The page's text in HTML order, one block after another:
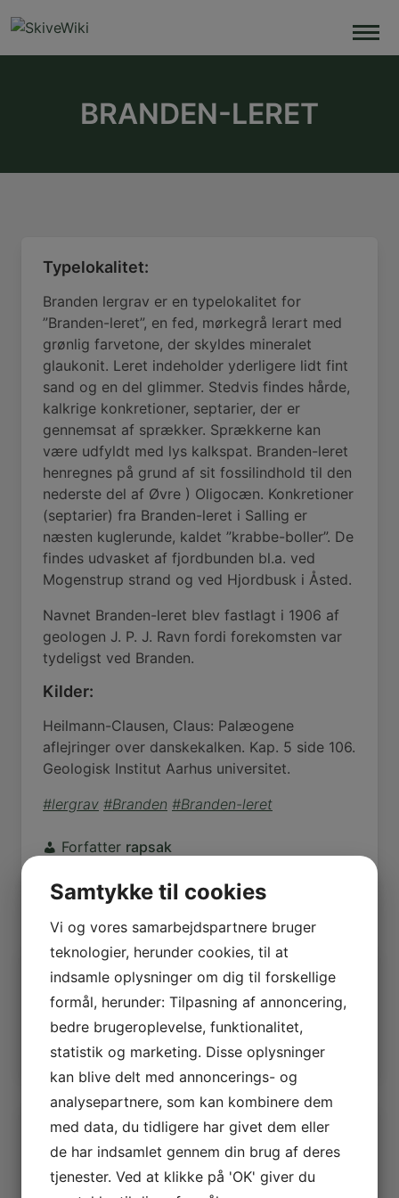
to
content
BRANDEN-LERET
Typelokalitet:
Branden lergrav er en typelokalitet for
”Branden-leret”, en fed, mørkegrå lerart med
grønlig farvetone, der skyldes mineralet
glaukonit. Leret indeholder yderligere lidt fint
sand og en del glimmer. Stedvis findes hårde,
kalkrige konkretioner, septarier, der er
gennemsat af sprækker. Sprækkerne kan
være udfyldt med lys kalkspat. Branden-leret
henregnes på grund af sit fossilindhold til den
nederste del af Øvre ) Oligocæn. Konkretioner
(septarier) fra Branden-leret i Salling er
næsten kuglerunde, kaldet ”krabbe-boller”. De
findes udvasket af fjordbunden bl.a. ved
Mogenstrup strand og ved Hjordbusk i Åsted.
Navnet Branden-leret blev fastlagt i 1906 af
geologen J. P. J. Ravn fordi forekomsten var
tydeligst ved Branden.
Kilder:
Heilmann-Clausen, Claus: Palæogene
aflejringer over danskekalken. Kap. 5 side 106.
Geologisk Institut Aarhus universitet.
#lergrav #Branden #Branden-leret
Forfatter rapsak
Indholdsfortegnelse
Typelokalitet:
Mere
Udskriftsvenlig udgave
Hvad henviser hertil
Samtykke til cookies
Vi og vores samarbejdspartnere bruger
teknologier, herunder cookies, til at
indsamle oplysninger om dig til forskellige
formål, herunder: Tilpasning af annoncering,
bedre brugeroplevelse, funktionalitet,
statistik og marketing. Disse oplysninger
kan blive delt med annoncerings- og
analysepartnere, som kan kombinere dem
med data, du tidligere har givet dem eller
de har indsamlet gennem din brug af deres
tjenester. Ved at klikke på 'OK' giver du